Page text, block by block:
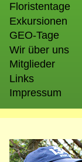
Floristentage
Exkursionen
GEO-Tage
Wir über uns
Mitglieder
Links
Impressum
Bild